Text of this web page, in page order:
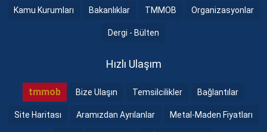
Kamu Kurumları Bakanlıklar TMMOB Organizasyonlar
Dergi - Bülten
Hızlı Ulaşım
tmmob Bize Ulaşın Temsilcilikler Bağlantılar
Site Haritası Aramızdan Ayrılanlar Metal-Maden Fiyatları